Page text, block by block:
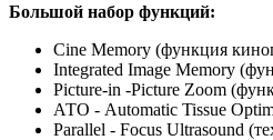
Большой набор функций:
Cine Memory (функция
Integrated Image Memory
Picture-in -Picture Zoom
АТО - Automatic Tissue
Parallel - Focus Ultrasound